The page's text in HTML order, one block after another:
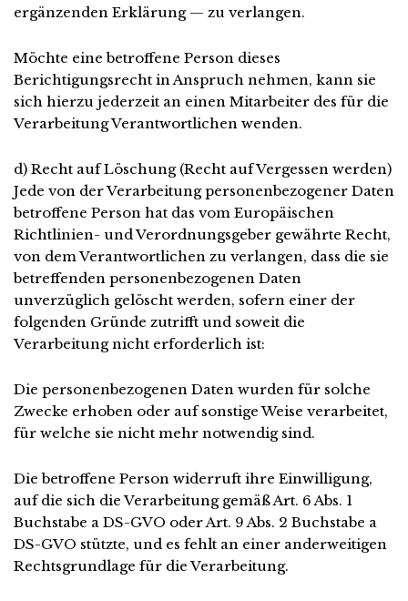
ergänzenden Erklärung — zu verlangen.
Möchte eine betroffene Person dieses
Berichtigungsrecht in Anspruch nehmen, kann sie
sich hierzu jederzeit an einen Mitarbeiter des für die
Verarbeitung Verantwortlichen wenden.
d) Recht auf Löschung (Recht auf Vergessen werden)
Jede von der Verarbeitung personenbezogener Daten
betroffene Person hat das vom Europäischen
Richtlinien- und Verordnungsgeber gewährte Recht,
von dem Verantwortlichen zu verlangen, dass die sie
betreffenden personenbezogenen Daten
unverzüglich gelöscht werden, sofern einer der
folgenden Gründe zutrifft und soweit die
Verarbeitung nicht erforderlich ist:
Die personenbezogenen Daten wurden für solche
Zwecke erhoben oder auf sonstige Weise verarbeitet,
für welche sie nicht mehr notwendig sind.
Die betroffene Person widerruft ihre Einwilligung,
auf die sich die Verarbeitung gemäß Art. 6 Abs. 1
Buchstabe a DS-GVO oder Art. 9 Abs. 2 Buchstabe a
DS-GVO stützte, und es fehlt an einer anderweitigen
Rechtsgrundlage für die Verarbeitung.